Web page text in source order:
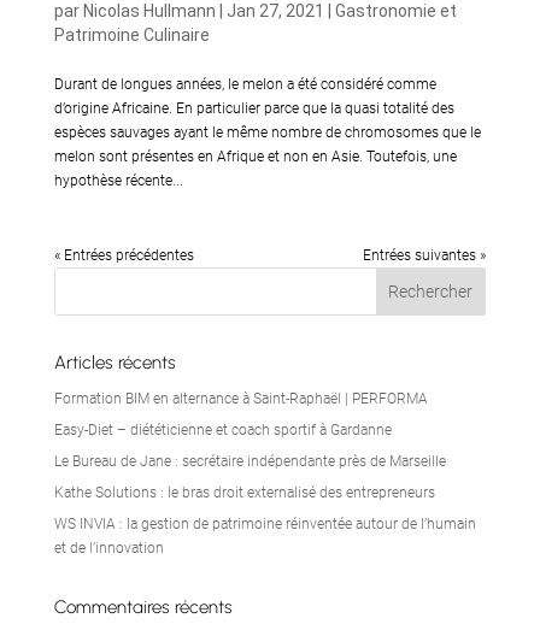
par Nicolas Hullmann Jan 27, 2021
Gastronomie et
Patrimoine Culinaire
Durant de longues années, le melon a été considéré comme
d’origine Africaine. En particulier parce que la quasi totalité des
espèces sauvages ayant le même nombre de chromosomes que le
melon sont présentes en Afrique et non en Asie. Toutefois, une
hypothèse récente...
« Entrées précédentes Entrées suivantes »
Articles récents
Formation BIM en alternance à Saint-Raphaël | PERFORMA
Easy-Diet – diététicienne et coach sportif à Gardanne
Le Bureau de Jane : secrétaire indépendante près de Marseille
Kathe Solutions : le bras droit externalisé des entrepreneurs
WS INVIA : la gestion de patrimoine réinventée autour de l’humain
et de l’innovation
Commentaires récents